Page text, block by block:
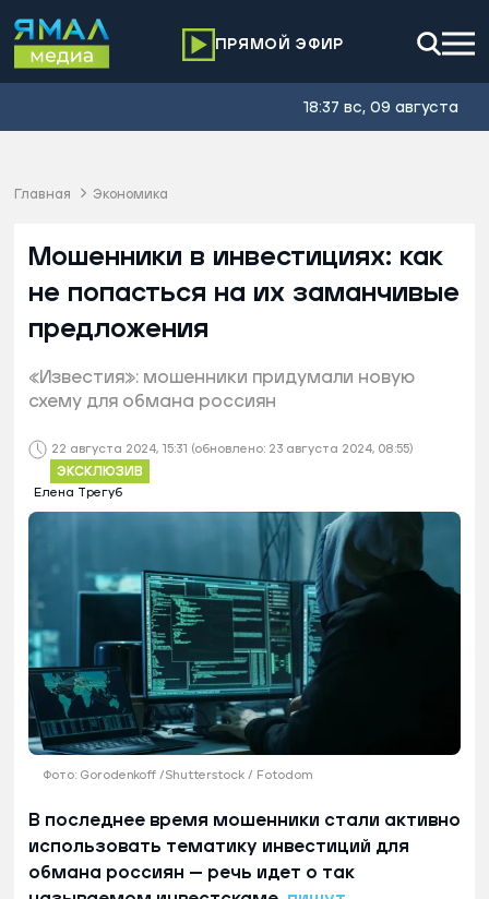
ПРЯМОЙ ЭФИР
18:37 вс, 09 августа
Главная Экономика
22 августа 2024, 15:31 (обновлено: 23 августа 2024, 08:55)
ЭКСКЛЮЗИВ
Елена Трегуб
Мошенники в инвестициях: как
не попасться на их заманчивые
предложения
«Известия»: мошенники придумали новую
схему для обмана россиян
Фото: Gorodenkoff /Shutterstock / Fotodom
В последнее время мошенники стали активно
использовать тематику инвестиций для
обмана россиян — речь идет о так